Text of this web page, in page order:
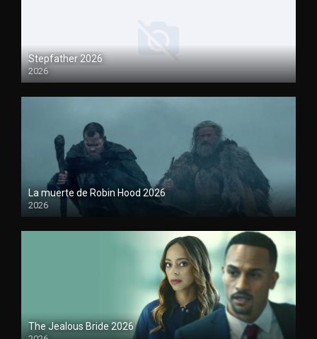
Stepfather 2026
2026
1080P
La muerte de Robin Hood 2026
2026
1080P
The Jealous Bride 2026